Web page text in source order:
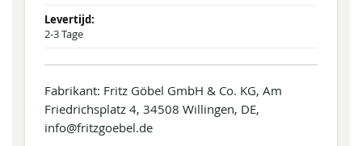
2-3 Tage
Fabrikant: Fritz Göbel GmbH & Co. KG, Am
Friedrichsplatz 4, 34508 Willingen, DE,
info@fritzgoebel.de